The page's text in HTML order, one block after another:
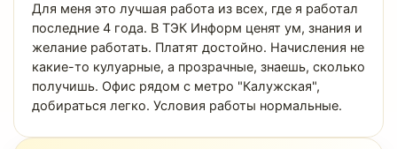
Для меня это лучшая работа из всех, где я работал
последние 4 года. В ТЭК Информ ценят ум, знания и
желание работать. Платят достойно. Начисления не
какие-то кулуарные, а прозрачные, знаешь, сколько
получишь. Офис рядом с метро "Калужская",
добираться легко. Условия работы нормальные.